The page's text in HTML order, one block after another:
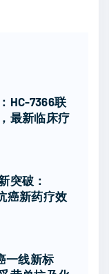
HC-7366联
最新临床疗
突破：
癌新药疗效
一线新标